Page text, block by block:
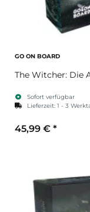
GO ON BOARD
The Witcher: Die
Sofort verfügbar
Lieferzeit: 1 - 3
45,99 € *